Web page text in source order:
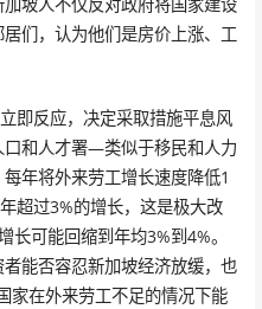
们，认为他们是房价上涨、工
即反应，决定采取措施平息风
和人才署—类似于移民和人力
年将外来劳工增长速度降低1
超过3%的增长，这是极大改
长可能回缩到年均3%到4%。
能否容忍新加坡经济放缓，也
家在外来劳工不足的情况下能